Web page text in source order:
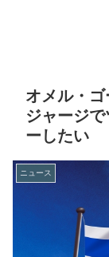
オメル・
ジャージ
ーしたい
ニュース